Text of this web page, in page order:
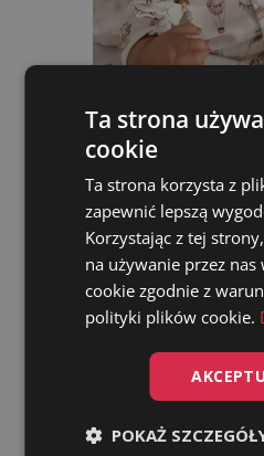
ADD TO
Ta strona
cookie
Ta strona korzysta z
zapewnić lepszą
Korzystając z tej
na używanie przez
cookie zgodnie z
polityki plików cookie.
POKAŻ